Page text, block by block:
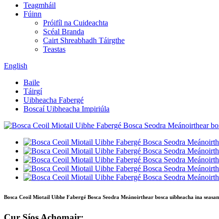
Teagmháil
Fúinn
Próifíl na Cuideachta
Scéal Branda
Cairt Shreabhadh Táirgthe
Teastas
English
Baile
Táirgí
Uibheacha Fabergé
Boscaí Uibheacha Impiriúla
Bosca Ceoil Miotail Uibhe Fabergé Bosca Seodra Meánoirthear bosca uibheacha ina